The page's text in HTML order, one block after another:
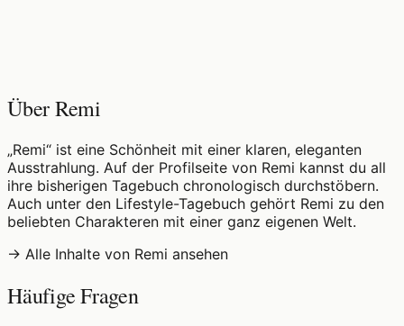
Über Remi
„Remi“ ist eine Schönheit mit einer klaren, eleganten
Ausstrahlung. Auf der Profilseite von Remi kannst du all
ihre bisherigen Tagebuch chronologisch durchstöbern.
Auch unter den Lifestyle-Tagebuch gehört Remi zu den
beliebten Charakteren mit einer ganz eigenen Welt.
→ Alle Inhalte von Remi ansehen
Häufige Fragen